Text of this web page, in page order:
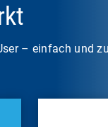
– einfach und